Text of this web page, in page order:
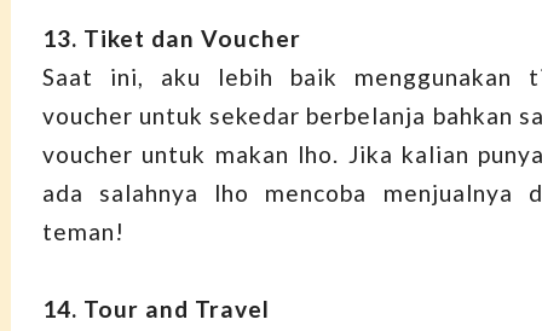
13. Tiket dan Voucher
Saat ini, aku lebih baik menggunakan
voucher untuk sekedar berbelanja bahkan
voucher untuk makan lho. Jika kalian
ada salahnya lho mencoba
teman!
14. Tour and Travel